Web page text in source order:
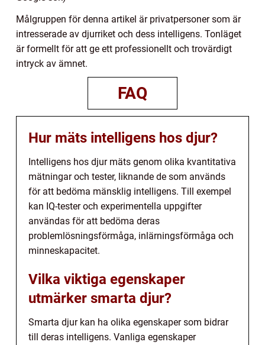
Målgruppen för denna artikel är privatpersoner som är
intresserade av djurriket och dess intelligens. Tonläget
är formellt för att ge ett professionellt och trovärdigt
intryck av ämnet.
FAQ
Hur mäts intelligens hos djur?
Intelligens hos djur mäts genom olika kvantitativa
mätningar och tester, liknande de som används
för att bedöma mänsklig intelligens. Till exempel
kan IQ-tester och experimentella uppgifter
användas för att bedöma deras
problemlösningsförmåga, inlärningsförmåga och
minneskapacitet.
Vilka viktiga egenskaper
utmärker smarta djur?
Smarta djur kan ha olika egenskaper som bidrar
till deras intelligens. Vanliga egenskaper